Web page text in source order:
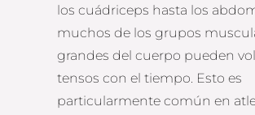
los cuádriceps hasta los
muchos de los grupos
grandes del cuerpo pueden
tensos con el tiempo. Esto es
particularmente común en